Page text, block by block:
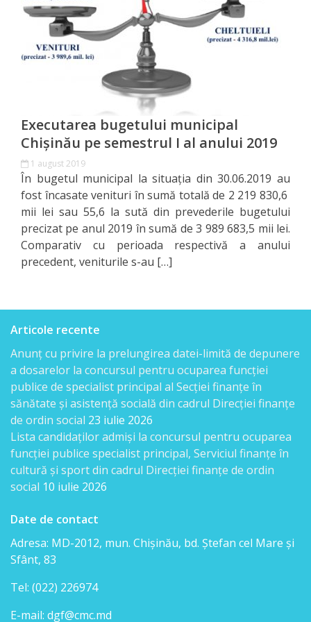
Direcția
finanțe
social
Direcția
datorii
şi
angajamente
financiare
venituri
Direcţia
rapoarte
financiare
Serviciul
resurse
umane
Serviciul
juridic
Secția
managementul
Executarea bugetului municipal
Chișinău pe semestrul I al anului 2019
1 august 2019
În bugetul municipal la situația din 30.06.2019 au
fost încasate venituri în sumă totală de 2 219 830,6
mii lei sau 55,6 la sută din prevederile bugetului
precizat pe anul 2019 în sumă de 3 989 683,5 mii lei.
Comparativ cu perioada respectivă a anului
precedent, veniturile s-au […]
Articole recente
Anunț cu privire la prelungirea datei-limită de depunere
a dosarelor la concursul pentru ocuparea funcției
publice de specialist principal al Secției finanțe în
sănătate și asistență socială din cadrul Direcției finanțe
de ordin social 23 iulie 2026
Lista candidaţilor admişi la concursul pentru ocuparea
funcției publice specialist principal, Serviciul finanțe în
cultură și sport din cadrul Direcției finanțe de ordin
social 10 iulie 2026
Date de contact
Adresa: MD-2012, mun. Chişinău, bd. Ştefan cel Mare şi
Sfânt, 83
Tel: (022) 226974
E-mail: dgf@cmc.md